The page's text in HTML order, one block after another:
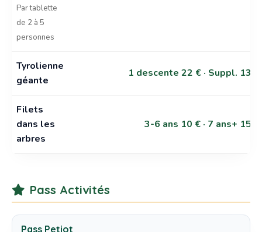
Par tablette
de 2 à 5
personnes
Tyrolienne
géante
1 descente 22 € · Suppl. 13 €
Filets
dans les
arbres
3-6 ans 10 € · 7 ans+ 15 €
Pass Activités
Pass Petiot